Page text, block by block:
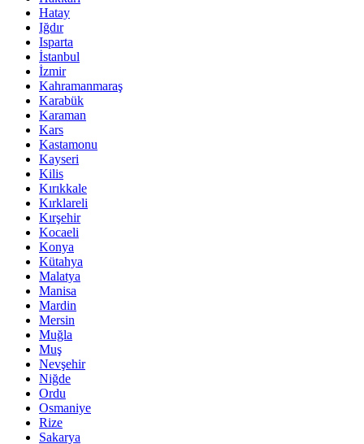
Hatay
Iğdır
Isparta
İstanbul
İzmir
Kahramanmaraş
Karabük
Karaman
Kars
Kastamonu
Kayseri
Kilis
Kırıkkale
Kırklareli
Kırşehir
Kocaeli
Konya
Kütahya
Malatya
Manisa
Mardin
Mersin
Muğla
Muş
Nevşehir
Niğde
Ordu
Osmaniye
Rize
Sakarya